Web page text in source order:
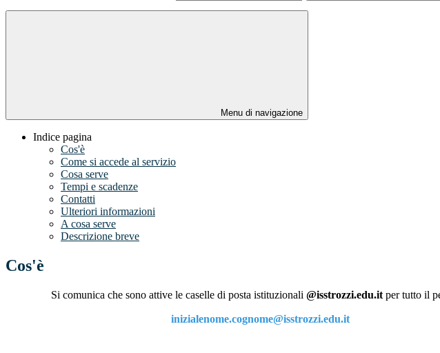
Menu di navigazione
Indice pagina
Cos'è
Come si accede al servizio
Cosa serve
Tempi e scadenze
Contatti
Ulteriori informazioni
A cosa serve
Descrizione breve
Cos'è
Si comunica che sono attive le caselle di posta istituzionali@isstrozzi.edu.it per tutto il
inizialenome.cognome@isstrozzi.edu.it